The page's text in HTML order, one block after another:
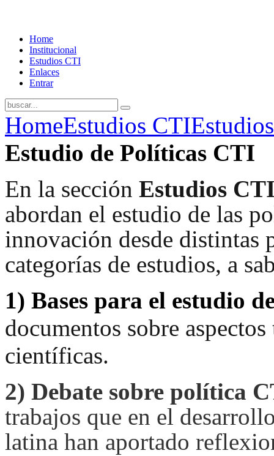
Home
Institucional
Estudios CTI
Enlaces
Entrar
HomeEstudios CTI
Estudio de Políticas CTI
En la sección Estudios
abordan el estudio de las
innovación desde distintas
categorías de estudios, a
1) Bases para el estudio
documentos sobre
científicas.
2) Debate sobre política
trabajos que en el
latina han aportado